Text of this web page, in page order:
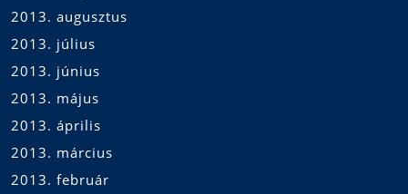
2013. augusztus
2013. július
2013. június
2013. május
2013. április
2013. március
2013. február